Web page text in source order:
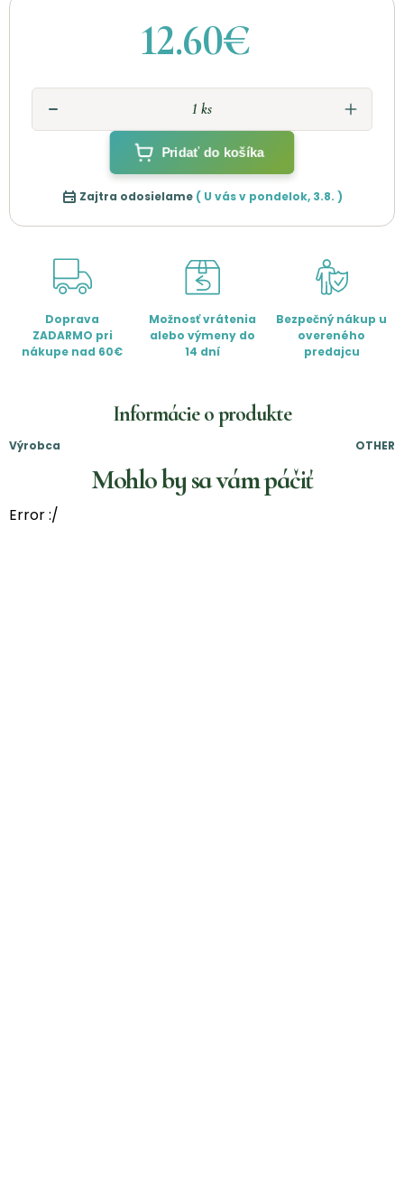
12.60€
Pridať do košíka
Zajtra odosielame ( U vás v pondelok, 3.8. )
Doprava
ZADARMO pri
nákupe nad 60€
Možnosť vrátenia
alebo výmeny do
14 dní
Bezpečný nákup u
overeného
predajcu
Informácie o produkte
Výrobca OTHER
Mohlo by sa vám páčiť
Error :/